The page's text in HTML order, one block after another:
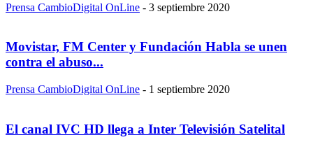
Prensa CambioDigital OnLine - 3 septiembre 2020
Movistar, FM Center y Fundación Habla se unen
contra el abuso...
Prensa CambioDigital OnLine - 1 septiembre 2020
El canal IVC HD llega a Inter Televisión Satelital